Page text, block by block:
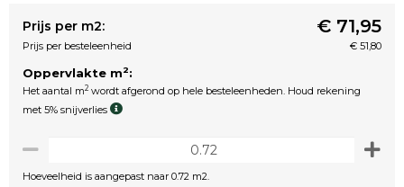
Prijs per m2: € 71,95
Prijs per besteleenheid € 51,80
Oppervlakte m2:
Het aantal m2 wordt afgerond op hele besteleenheden. Houd rekening
met 5% snijverlies
Hoeveelheid is aangepast naar 0.72 m2.